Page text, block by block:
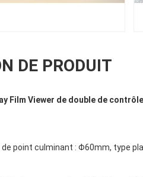
DE PRODUIT
Film Viewer de double de
point culminant : Φ60mm, type